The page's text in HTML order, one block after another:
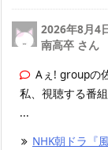
2026年8月4
南高卒 さん
Aぇ! groupの
私、視聴する番
...
NHK朝ドラ『